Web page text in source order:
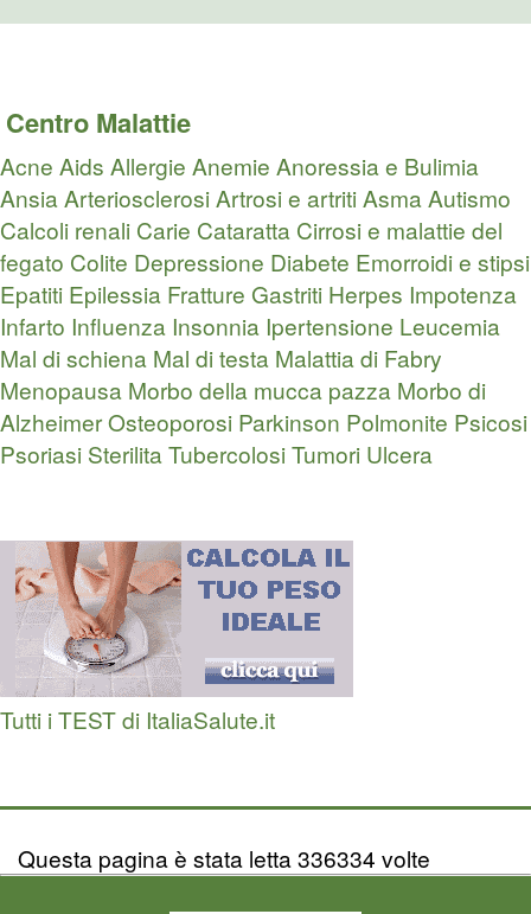
Centro Malattie
Acne Aids Allergie Anemie Anoressia e Bulimia
AnsiaArteriosclerosiArtrosi e artritiAsmaAutismo
Calcoli renali Carie Cataratta Cirrosi e malattie del
fegato Colite Depressione Diabete Emorroidi e stipsi
Epatiti Epilessia Fratture Gastriti Herpes Impotenza
Infarto Influenza Insonnia Ipertensione Leucemia
Mal di schiena Mal di testa Malattia di Fabry
Menopausa Morbo della mucca pazza Morbo di
AlzheimerOsteoporosi Parkinson Polmonite Psicosi
Psoriasi SterilitaTubercolosiTumori Ulcera
Tutti i TEST di ItaliaSalute.it
Questa pagina è stata letta 336334 volte